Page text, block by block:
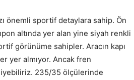
önemli sportif detaylara sahip. Ön
altında yer alan yine siyah renkli
görünüme sahipler. Aracın kapı
yer almıyor. Ancak fren
235/35 ölçülerinde